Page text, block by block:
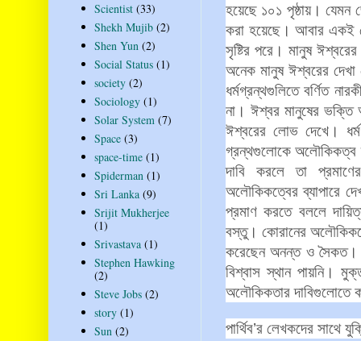
হয়েছে ১০১ পৃষ্ঠায়। যেমন
করা হয়েছে। আবার একই
সৃষ্টির পরে। মানুষ ঈশ্বরের
অনেক মানুষ ঈশ্বরের দেখা
ধর্মগ্রন্থগুলিতে বর্ণিত
না। ঈশ্বর মানুষের ভক্তি
ঈশ্বরের লোভ দেখে।
গ্রন্থগুলোকে অলৌকিকত্ব
দাবি
করলে তা
প্রমাণের
অলৌকিকত্বের ব্যাপারে
প্রমাণ করতে বললে
বস্তু। কোরানের
করেছেন অনন্ত ও সৈকত।
বিশ্বাস স্থান পায়নি।
অলৌকিকতার দাবিগুলোতে
পার্থিব’র লেখকদের সাথে
Scientist (33)
Shekh Mujib (2)
Shen Yun (2)
Social Status (1)
society (2)
Sociology (1)
Solar System (7)
Space (3)
space-time (1)
Spiderman (1)
Sri Lanka (9)
Srijit Mukherjee
(1)
Srivastava (1)
Stephen Hawking
(2)
Steve Jobs (2)
story (1)
Sun (2)